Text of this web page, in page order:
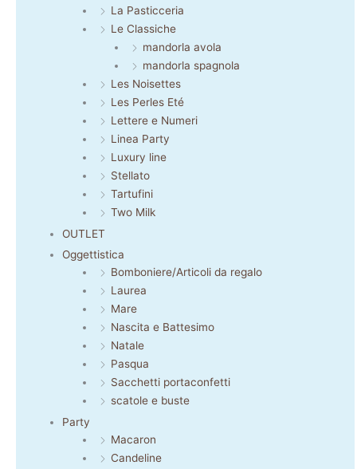
La Pasticceria
Le Classiche
mandorla avola
mandorla spagnola
Les Noisettes
Les Perles Eté
Lettere e Numeri
Linea Party
Luxury line
Stellato
Tartufini
Two Milk
OUTLET
Oggettistica
Bomboniere/Articoli da regalo
Laurea
Mare
Nascita e Battesimo
Natale
Pasqua
Sacchetti portaconfetti
scatole e buste
Party
Macaron
Candeline